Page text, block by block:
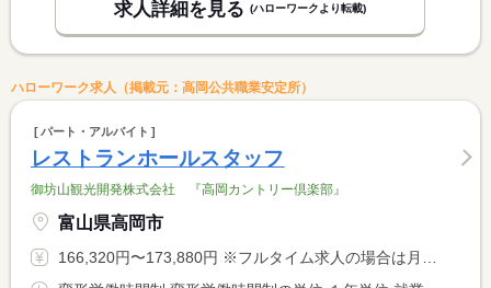
求人詳細を見る (ハローワークより転載)
ハローワーク求人（掲載元：高岡公共職業安定所）
パート・アルバイト
レストランホールスタッフ
御坊山観光開発株式会社 『高岡カントリー倶楽部』
富山県高岡市
166,320円〜173,880円 ※フルタイム求人の場合は月額（換算額）、パート求人の場合は時間額を表示しています。